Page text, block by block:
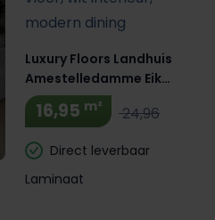
Luxury Floors Landhuis
Amestelledamme Eik
LXFLR800344
16,95 m² 24,96
Direct leverbaar
Laminaat